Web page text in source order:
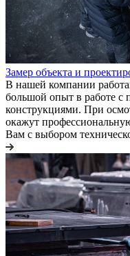
Замер объекта и
В нашей компании
большой опыт в работе
конструкциями. При
окажут
Вам с выбором